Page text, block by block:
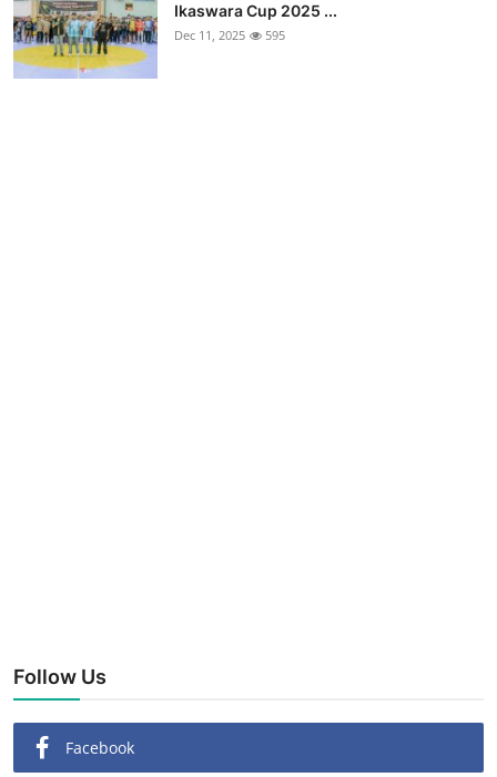
Ikaswara Cup 2025 ...
Dec 11, 2025 595
Follow Us
Facebook